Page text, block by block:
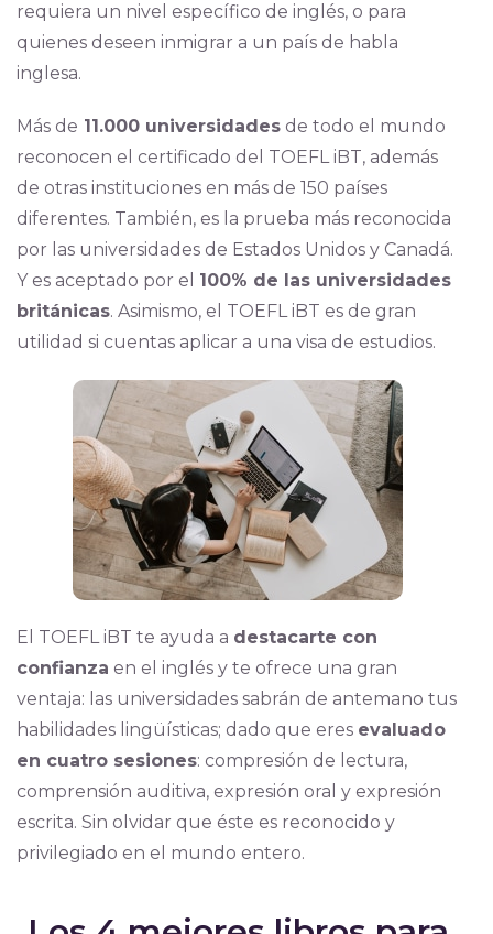
requiera un nivel específico de inglés, o para
quienes deseen inmigrar a un país de habla
inglesa.
Más de 11.000 universidadesde todo el mundo
reconocen el certificado del TOEFL iBT, además
de otras instituciones en más de 150 países
diferentes. También, es la prueba más reconocida
por las universidades de Estados Unidos y Canadá.
Y es aceptado por el 100% de las universidades
británicas. Asimismo, el TOEFL iBT es de gran
utilidad si cuentas aplicar a una visa de estudios.
El TOEFL iBT te ayuda a destacarte con
confianza en el inglés y te ofrece una gran
ventaja: las universidades sabrán de antemano tus
habilidades lingüísticas; dado que eres evaluado
en cuatro sesiones: compresión de lectura,
comprensión auditiva, expresión oral y expresión
escrita. Sin olvidar que éste es reconocido y
privilegiado en el mundo entero.